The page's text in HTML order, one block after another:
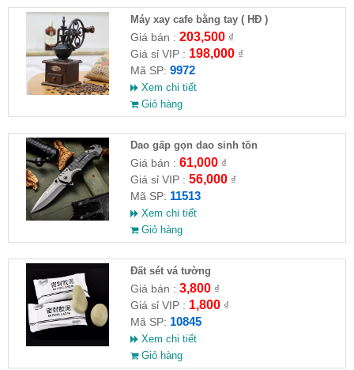
Máy xay cafe bằng tay ( HĐ )
Giá bán : 203,500₫
Giá sỉ VIP : 198,000₫
Mã SP: 9972
Xem chi tiết
Giỏ hàng
Dao gấp gọn dao sinh tồn
Giá bán : 61,000₫
Giá sỉ VIP : 56,000₫
Mã SP: 11513
Xem chi tiết
Giỏ hàng
Đất sét vá tường
Giá bán : 3,800₫
Giá sỉ VIP : 1,800₫
Mã SP: 10845
Xem chi tiết
Giỏ hàng